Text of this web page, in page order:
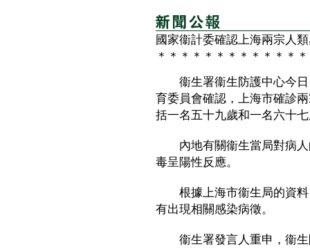
國家衞計委確認上海兩宗人
＊＊＊＊＊＊＊＊＊＊＊＊
衞生署衞生防護中心今日
育委員會確認，上海市確診
括一名五十九歲和一名六十
內地有關衞生當局對病人
毒呈陽性反應。
根據上海市衞生局的資料
有出現相關感染病徵。
衞生署發言人重申，衞生